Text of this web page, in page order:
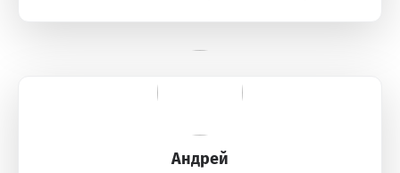
Андрей